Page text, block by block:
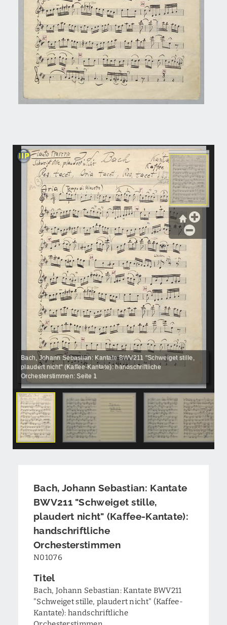
Bach, Johann Sebastian: Kantate BWV211 "Schweiget stille,
plaudert nicht" (Kaffee-Kantate): handschriftliche
Orchesterstimmen: Seite 1
Bach, Johann Sebastian: Kantate
BWV211 "Schweiget stille,
plaudert nicht" (Kaffee-Kantate):
handschriftliche
Orchesterstimmen
N01076
Titel
Bach, Johann Sebastian: Kantate BWV211
"Schweiget stille, plaudert nicht" (Kaffee-
Kantate): handschriftliche